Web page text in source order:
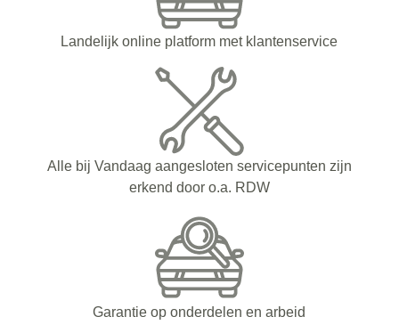
Landelijk online platform met klantenservice
Alle bij Vandaag aangesloten servicepunten zijn
erkend door o.a. RDW
Garantie op onderdelen en arbeid